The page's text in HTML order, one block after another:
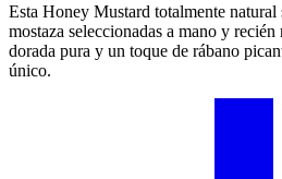
Esta Honey Mustard totalmente natural
mostaza seleccionadas a mano y
dorada pura y un toque de rábano
único.